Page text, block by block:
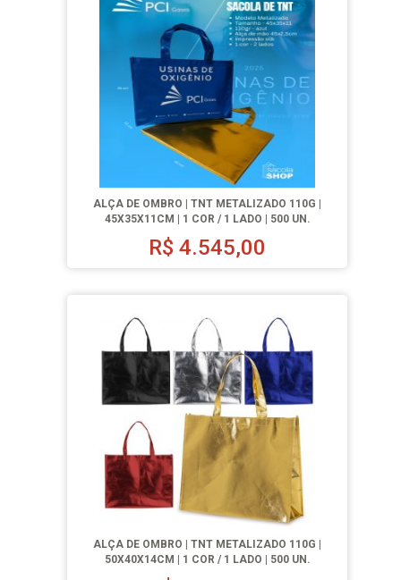
ALÇA DE OMBRO | TNT METALIZADO 110G |
45X35X11CM | 1 COR / 1 LADO | 500 UN.
R$ 4.545,00
ALÇA DE OMBRO | TNT METALIZADO 110G |
50X40X14CM | 1 COR / 1 LADO | 500 UN.